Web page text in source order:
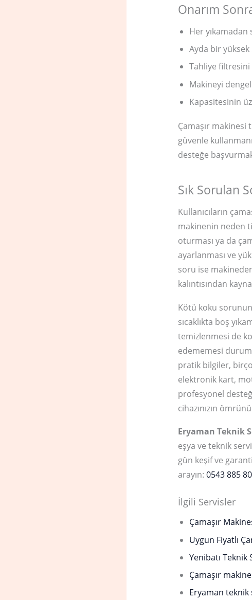
Onarım
Her yıkamadan
Ayda bir yüksek
Tahliye
Makineyi
Kapasitesinin
Çamaşır makinesi
güvenle
desteğe
Sık Sorulan
Kullanıcıların
makinenin neden
oturması ya da
ayarlanması ve
soru ise
kalıntısından
Kötü koku
sıcaklıkta boş
temizlenmesi de
edememesi
pratik bilgiler,
elektronik kart,
profesyonel
cihazınızın
Eryaman Teknik
eşya ve teknik
gün keşif ve
arayın:0543 885
İlgili Servisler
Çamaşır
Uygun Fiyatlı
Yenibatı Teknik
Çamaşır
Eryaman